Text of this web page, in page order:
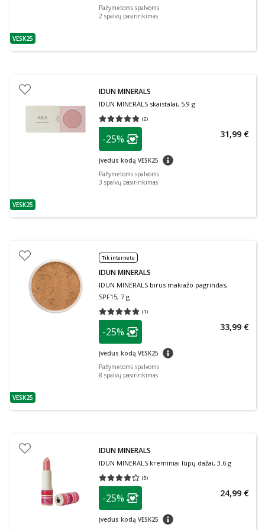
patarimas
VESK25
Pažymėtoms spalvoms
2 spalvų pasirinkimas
patarimas
VESK25
IDUN MINERALS
IDUN MINERALS skaistalai, 5.9 g
(2)
Vidutinis įvertinimas 5.00
patarimas
Lojalumo klubo narių nuolaida
-25%
Įvedus kodą VESK25 patarimas
31,99 €
Pažymėtoms spalvoms
3 spalvų pasirinkimas
patarimas
VESK25
Tik internetu
IDUN MINERALS
IDUN MINERALS birus makiažo pagrindas,
SPF15, 7 g
(1)
Vidutinis įvertinimas 5.00
patarimas
Lojalumo klubo narių nuolaida
-25%
Įvedus kodą VESK25 patarimas
33,99 €
Pažymėtoms spalvoms
8 spalvų pasirinkimas
IDUN MINERALS
IDUN MINERALS kreminiai lūpų dažai, 3.6 g
(5)
Vidutinis įvertinimas 4.20
patarimas
Lojalumo klubo narių nuolaida
-25%
Įvedus kodą VESK25 patarimas
24,99 €